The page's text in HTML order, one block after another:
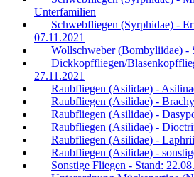
Unterfamilien
Schwebfliegen (Syrphidae) -
07.11.2021
Wollschweber (Bombyliidae) -
Dickkopffliegen/
27.11.2021
Raubfliegen (Asilidae) -
Raubfliegen (Asilidae) -
Raubfliegen (Asilidae) -
Raubfliegen (Asilidae) -
Raubfliegen (Asilidae) -
Raubfliegen (Asilidae) -
Sonstige Fliegen - Stand: